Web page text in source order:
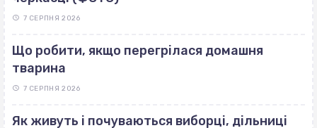
7 СЕРПНЯ 2026
Що робити, якщо перегрілася домашня
тварина
7 СЕРПНЯ 2026
Як живуть і почуваються виборці, дільниці